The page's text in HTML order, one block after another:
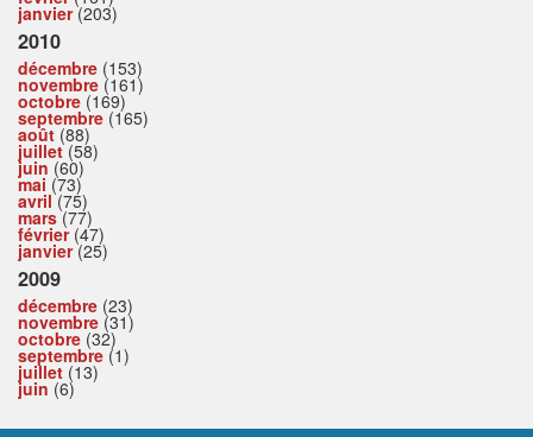
janvier(203)
2010
décembre (153)
novembre (161)
octobre (169)
septembre (165)
août (88)
juillet(58)
juin (60)
mai (73)
avril(75)
mars(77)
février(47)
janvier(25)
2009
décembre (23)
novembre (31)
octobre (32)
septembre (1)
juillet (13)
juin (6)